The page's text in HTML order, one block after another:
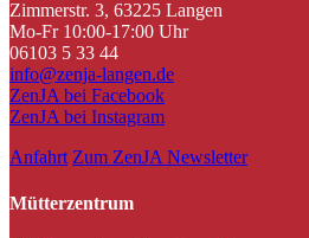
Zimmerstr. 3, 63225 Langen
Mo-Fr 10:00-17:00 Uhr
06103 5 33 44
info@zenja-langen.de
ZenJA bei Facebook
ZenJA bei Instagram
Anfahrt Zum ZenJA Newsletter
Mütterzentrum